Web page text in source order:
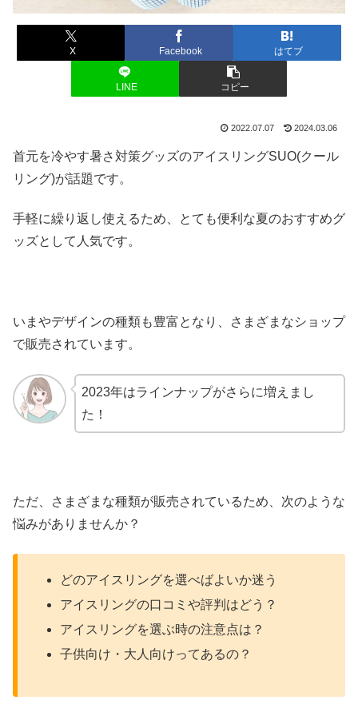
X Facebook はてブ
LINE コピー
2022.07.07 2024.03.06
首元を冷やす暑さ対策グッズのアイスリングSUO(クール
リング)が話題です。
手軽に繰り返し使えるため、とても便利な夏のおすすめグ
ッズとして人気です。
いまやデザインの種類も豊富となり、さまざまなショップ
で販売されています。
2023年はラインナップがさらに増えまし
た！
ただ、さまざまな種類が販売されているため、次のような
悩みがありませんか？
どのアイスリングを選べばよいか迷う
アイスリングの口コミや評判はどう？
アイスリングを選ぶ時の注意点は？
子供向け・大人向けってあるの？